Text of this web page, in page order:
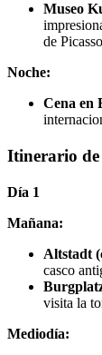
Museo
de
Noche:
Cena en
Itinerario de
Día 1
Mañana:
Altstadt
casco
visita la
Mediodía: